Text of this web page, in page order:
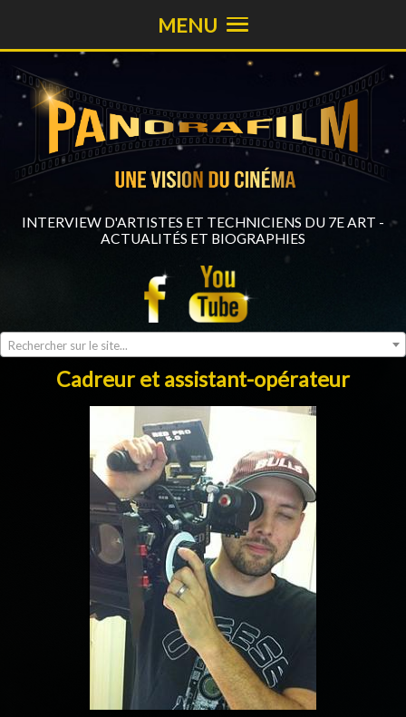
INTERVIEW D'ARTISTES ET TECHNICIENS DU 7E ART -
ACTUALITÉS ET BIOGRAPHIES
Rechercher sur le site...
MENU
Cadreur et assistant-opérateur